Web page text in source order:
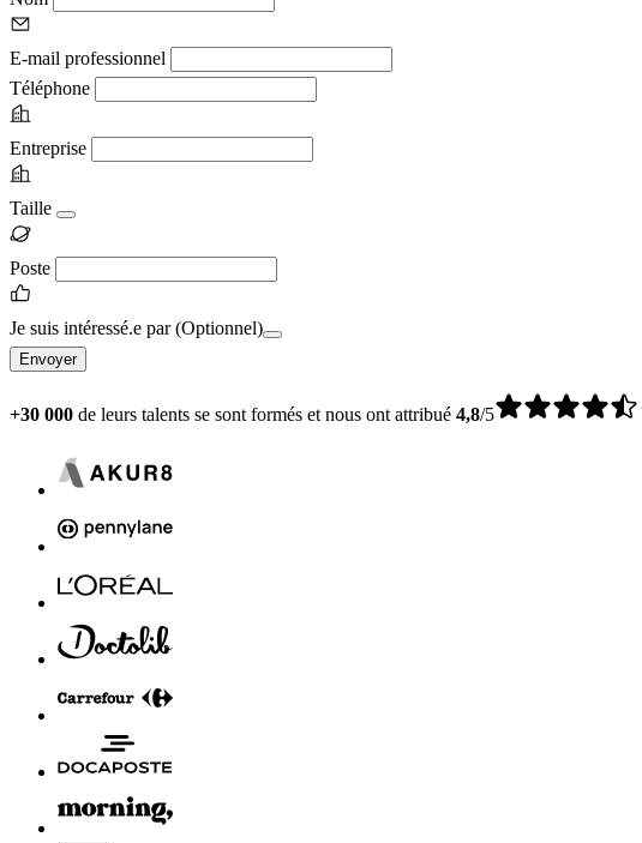
E-mail professionnel
Téléphone
Entreprise
Taille
Poste
Je suis intéressé.e par(Optionnel)
Envoyer
+30 000 de leurs talents se sont formés et nous ont attribué 4,8/5